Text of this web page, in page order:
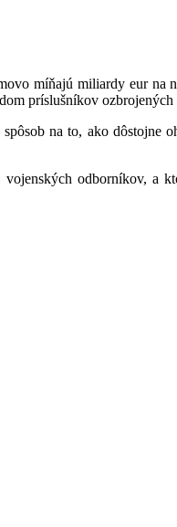
míňajú miliardy eur
príslušníkov
na to, ako dôstojne
odborníkov, a